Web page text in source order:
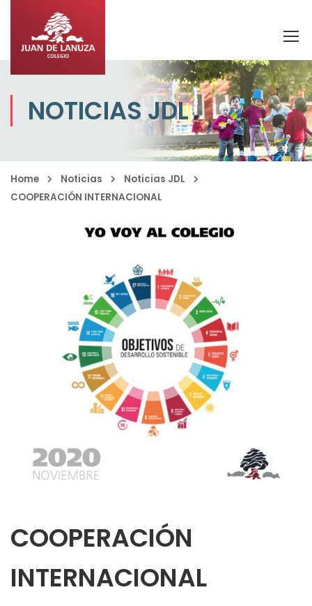
NOTICIAS JDL
Home Noticias
Noticias JDL
COOPERACIÓN INTERNACIONAL
COOPERACIÓN
INTERNACIONAL